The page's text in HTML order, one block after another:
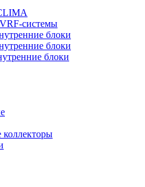
системы
блоки
блоки
блоки